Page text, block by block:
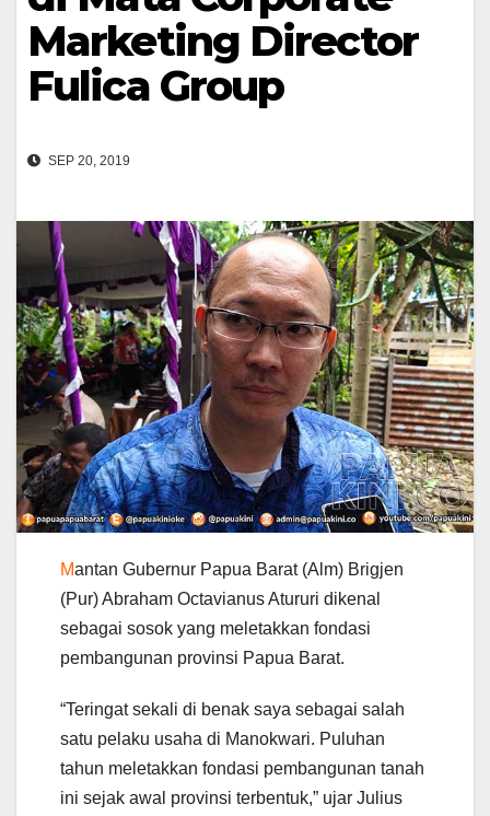
Marketing Director
Fulica Group
SEP 20, 2019
Mantan Gubernur Papua Barat (Alm) Brigjen
(Pur) Abraham Octavianus Atururi dikenal
sebagai sosok yang meletakkan fondasi
pembangunan provinsi Papua Barat.
“Teringat sekali di benak saya sebagai salah
satu pelaku usaha di Manokwari. Puluhan
tahun meletakkan fondasi pembangunan tanah
ini sejak awal provinsi terbentuk,” ujar Julius